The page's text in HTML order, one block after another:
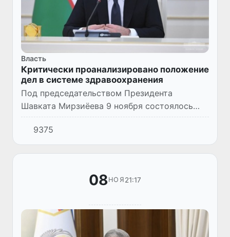
Власть
Критически проанализировано положение
дел в системе здравоохранения
Под председательством Президента
Шавката Мирзиёева 9 ноября состоялось
видеоселекторное совещание по вопросам
совершенствования системы профилактики
и лечения сердечно-сосудистых з...
9375
08НОЯ 21:17